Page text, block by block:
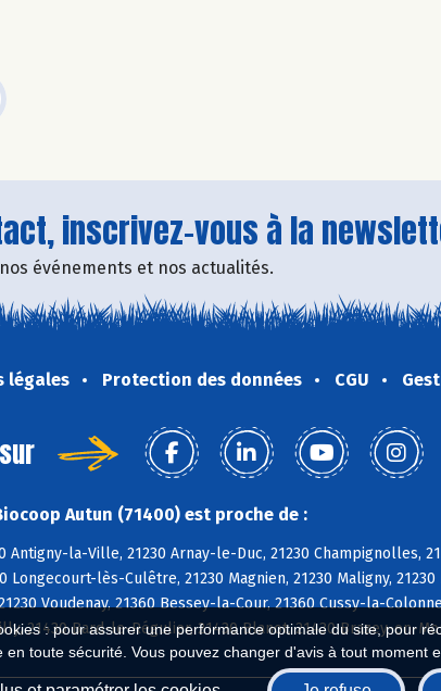
: pour assurer une performance optimale du site, pour
toute sécurité. Vous pouvez changer d'avis à tout moment
inscrivez-vous à la
événements et nos actualités.
légales Protection des données CGU
Autun (71400) est proche de :
Antigny-la-Ville, 21230 Arnay-le-Duc, 21230 Champignolles,
Longecourt-lès-Culêtre, 21230 Magnien, 21230 Maligny,
Voudenay, 21360 Bessey-la-Cour, 21360 Cussy-la-
21430 Bard-le-Régulier, 21430 Blanot, 21430 Brazey-en-